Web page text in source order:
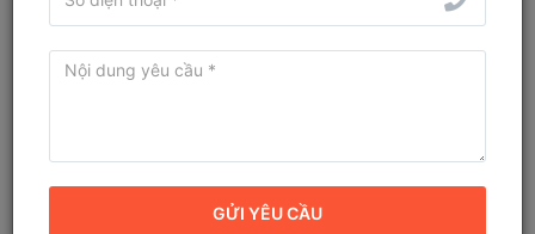
The Tropicana B'La Village Lâm
Villa Đánh giá
Thôn 4, Xã B' Lá, Huyện Bảo Lâm, Lâm Đồng